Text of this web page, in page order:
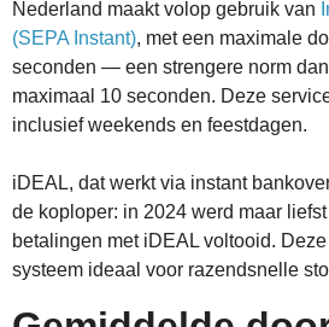
Nederland maakt volop gebruik van
(SEPA Instant), met een maximale
seconden — een strengere norm
maximaal 10 seconden. Deze
inclusief weekends en feestdagen.
iDEAL, dat werkt via instant
de koploper: in 2024 werd maar
betalingen met iDEAL voltooid.
systeem ideaal voor razendsnelle